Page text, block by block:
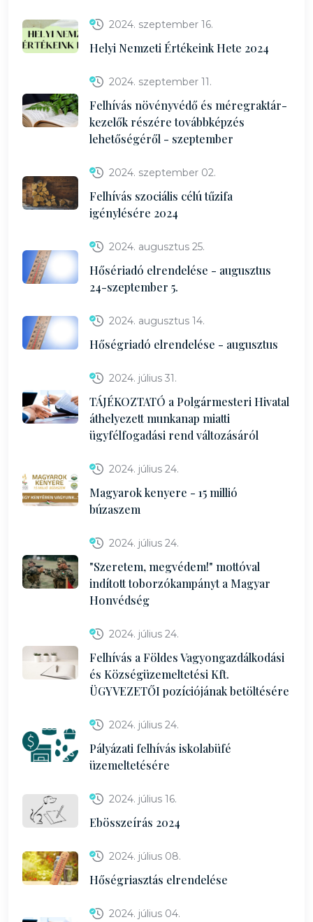
2024. szeptember 16.
Helyi Nemzeti Értékeink Hete 2024
2024. szeptember 11.
Felhívás növényvédő és méregraktár-
kezelők részére továbbképzés
lehetőségéről - szeptember
2024. szeptember 02.
Felhívás szociális célú tűzifa
igénylésére 2024
2024. augusztus 25.
Hősériadó elrendelése - augusztus
24-szeptember 5.
2024. augusztus 14.
Hőségriadó elrendelése - augusztus
2024. július 31.
TÁJÉKOZTATÓ a Polgármesteri Hivatal
áthelyezett munkanap miatti
ügyfélfogadási rend változásáról
2024. július 24.
Magyarok kenyere - 15 millió
búzaszem
2024. július 24.
"Szeretem, megvédem!" mottóval
indított toborzókampányt a Magyar
Honvédség
2024. július 24.
Felhívás a Földes Vagyongazdálkodási
és Községüzemeltetési Kft.
ÜGYVEZETŐI pozíciójának betöltésére
2024. július 24.
Pályázati felhívás iskolabüfé
üzemeltetésére
2024. július 16.
Ebösszeírás 2024
2024. július 08.
Hőségriasztás elrendelése
2024. július 04.